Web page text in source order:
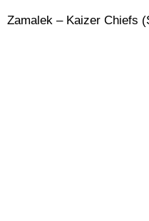
Zamalek – Kaizer Chiefs